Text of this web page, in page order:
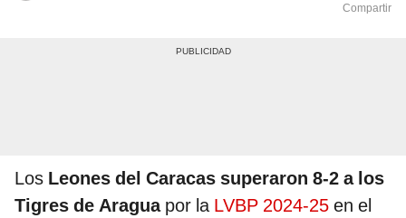
Compartir
Los Leones del Caracas superaron 8-2 a los
Tigres de Araguapor la LVBP 2024-25 en el